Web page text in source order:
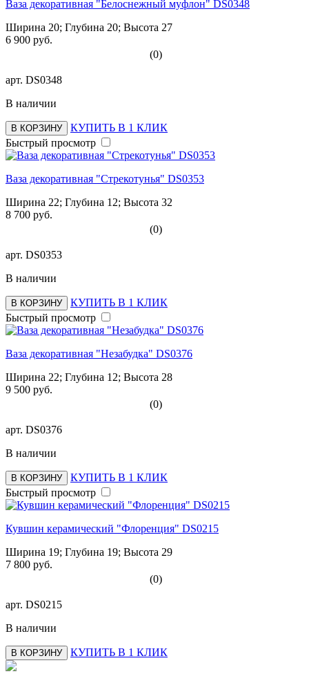
Ваза декоративная "Белоснежный муфлон" DS0348
Ширина 20; Глубина 20; Высота 27
6 900 руб.
(0)
арт. DS0348
В наличии
В КОРЗИНУ
КУПИТЬ В 1 КЛИК
Быстрый просмотр
Ваза декоративная "Стрекотунья" DS0353
Ширина 22; Глубина 12; Высота 32
8 700 руб.
(0)
арт. DS0353
В наличии
В КОРЗИНУ
КУПИТЬ В 1 КЛИК
Быстрый просмотр
Ваза декоративная "Незабудка" DS0376
Ширина 22; Глубина 12; Высота 28
9 500 руб.
(0)
арт. DS0376
В наличии
В КОРЗИНУ
КУПИТЬ В 1 КЛИК
Быстрый просмотр
Кувшин керамический "Флоренция" DS0215
Ширина 19; Глубина 19; Высота 29
7 800 руб.
(0)
арт. DS0215
В наличии
В КОРЗИНУ КУПИТЬ В 1 КЛИК